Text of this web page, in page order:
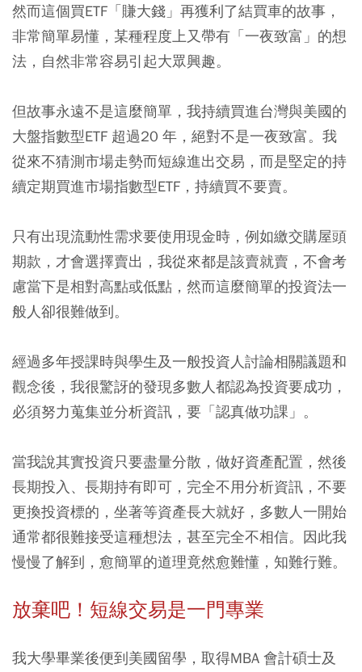
然而這個買ETF「賺大錢」再獲利了結買車的故事，
非常簡單易懂，某種程度上又帶有「一夜致富」的想
法，自然非常容易引起大眾興趣。
但故事永遠不是這麼簡單，我持續買進台灣與美國的
大盤指數型ETF 超過20 年，絕對不是一夜致富。 我
從來不猜測市場走勢而短線進出交易，而是堅定的持
續定期買進市場指數型ETF，持續買不要賣。
只有出現流動性需求要使用現金時，例如繳交購屋頭
期款，才會選擇賣出，我從來都是該賣就賣，不會考
慮當下是相對高點或低點，然而這麼簡單的投資法一
般人卻很難做到。
經過多年授課時與學生及一般投資人討論相關議題和
觀念後，我很驚訝的發現多數人都認為投資要成功，
必須努力蒐集並分析資訊，要「認真做功課」。
當我說其實投資只要盡量分散，做好資產配置，然後
長期投入、長期持有即可，完全不用分析資訊，不要
更換投資標的，坐著等資產長大就好，多數人一開始
通常都很難接受這種想法，甚至完全不相信。因此我
慢慢了解到，愈簡單的道理竟然愈難懂，知難行難。
放棄吧！短線交易是一門專業
我大學畢業後便到美國留學，取得MBA 會計碩士及